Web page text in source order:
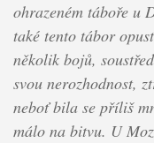
ohrazeném táboře u
také tento tábor
několik bojů,
svou nerozhodnost,
neboť bila se příliš
málo na bitvu. U